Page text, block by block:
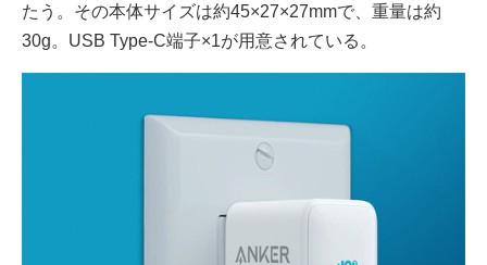
たう。その本体サイズは約45×27×27mmで、重量は約
30g。USB Type-C端子×1が用意されている。